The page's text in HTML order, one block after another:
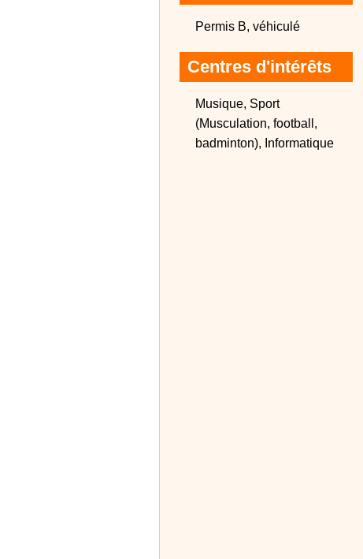
Permis B, véhiculé
Centres d'intérêts
Musique, Sport
(Musculation, football,
badminton), Informatique